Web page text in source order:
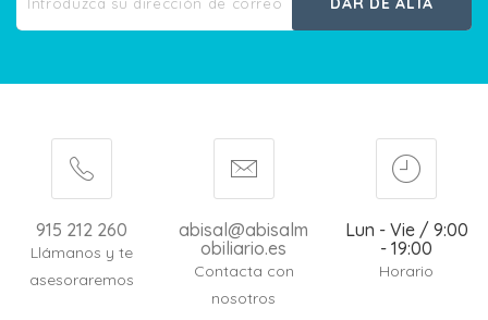
915 212 260
Llámanos y te
asesoraremos
abisal@abisalm
obiliario.es
Contacta con
nosotros
Lun - Vie / 9:00
- 19:00
Horario